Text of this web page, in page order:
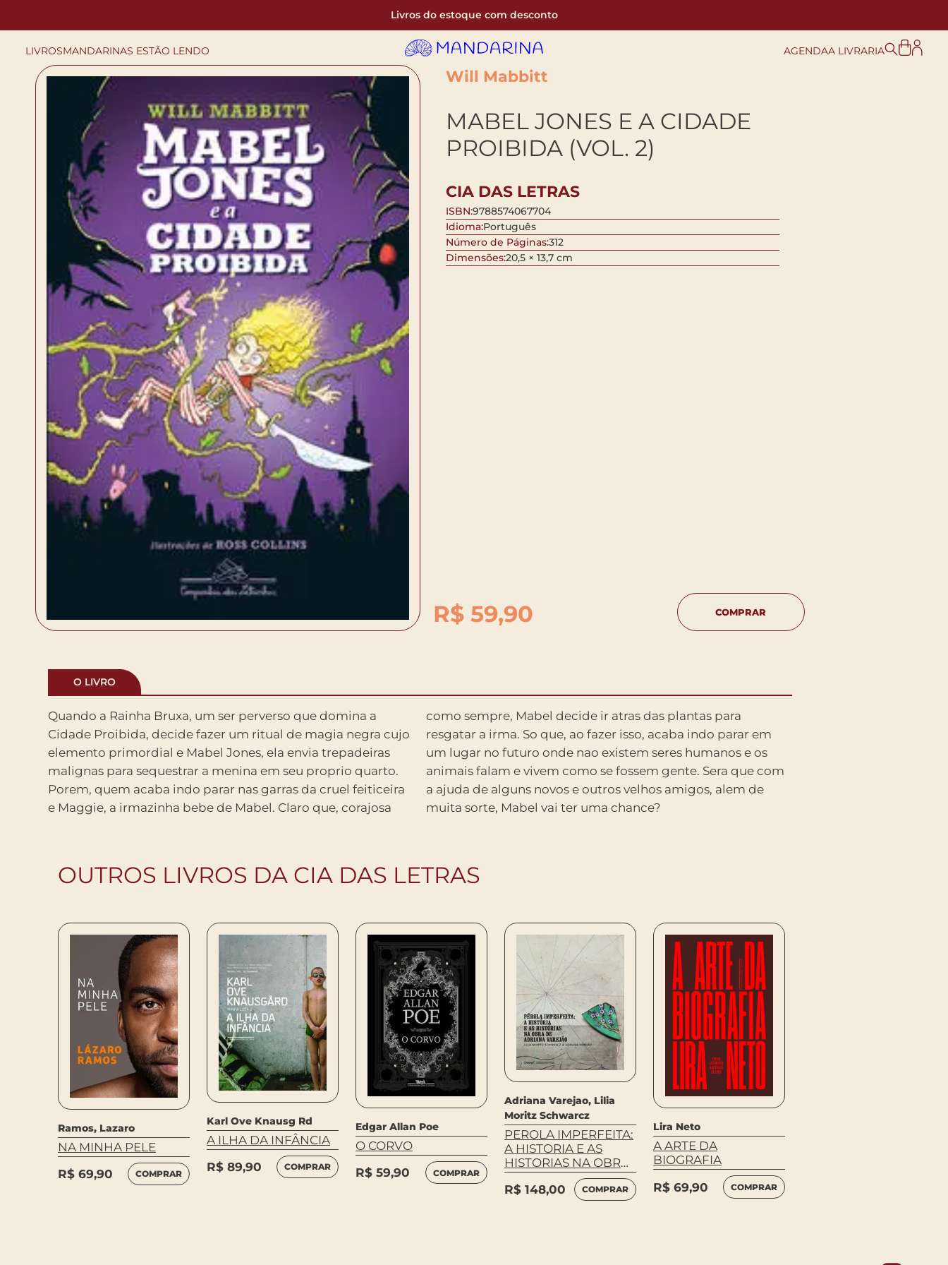
Livros do estoque com desconto
LIVROSMANDARINAS ESTÃO LENDO AGENDAA LIVRARIA
Will Mabbitt
MABEL JONES E A CIDADE
PROIBIDA (VOL. 2)
CIA DAS LETRAS
ISBN:9788574067704
Idioma:Português
Número de Páginas:312
Dimensões:20,5 × 13,7 cm
R$59,90 COMPRAR
O LIVRO
Quando a Rainha Bruxa, um ser perverso que domina a
Cidade Proibida, decide fazer um ritual de magia negra cujo
elemento primordial e Mabel Jones, ela envia trepadeiras
malignas para sequestrar a menina em seu proprio quarto.
Porem, quem acaba indo parar nas garras da cruel feiticeira
e Maggie, a irmazinha bebe de Mabel. Claro que, corajosa
como sempre, Mabel decide ir atras das plantas para
resgatar a irma. So que, ao fazer isso, acaba indo parar em
um lugar no futuro onde nao existem seres humanos e os
animais falam e vivem como se fossem gente. Sera que com
a ajuda de alguns novos e outros velhos amigos, alem de
muita sorte, Mabel vai ter uma chance?
OUTROS LIVROS DA CIA DAS LETRAS
Ramos, Lazaro
NA MINHA PELE
R$ 69,90 COMPRAR
Karl Ove Knausg Rd
A ILHA DA INFÂNCIA
R$ 89,90 COMPRAR
Edgar Allan Poe
O CORVO
R$ 59,90 COMPRAR
Adriana Varejao, Lilia
Moritz Schwarcz
PEROLA IMPERFEITA:
A HISTORIA E AS
HISTORIAS NA OBRA
DE ADRIANA
VAREJAO
R$ 148,00 COMPRAR
Lira Neto
A ARTE DA
BIOGRAFIA
R$ 69,90 COMPRAR